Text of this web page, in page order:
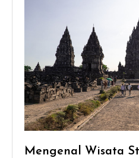
Mengenal Wisata